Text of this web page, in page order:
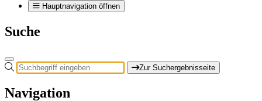
Hauptnavigation öffnen
Suche
Zur Suchergebnisseite
Navigation